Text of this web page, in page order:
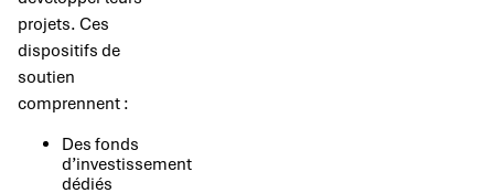
projets. Ces
dispositifs de
soutien
comprennent :
Des fonds
d’investissement
dédiés